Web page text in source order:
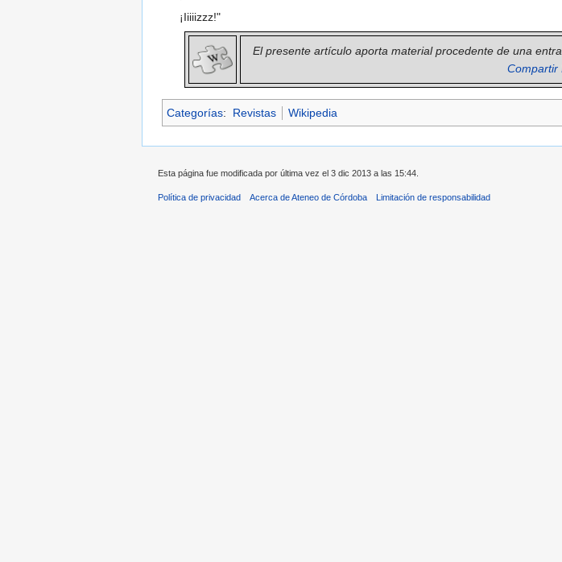
¡Iiiiizzz!"
El presente artículo aporta material procedente de una
Compartir
Categorías: Revistas Wikipedia
Esta página fue modificada por última vez el 3 dic 2013 a las 15:44.
Política de privacidad Acerca de Ateneo de Córdoba Limitación de responsabilidad